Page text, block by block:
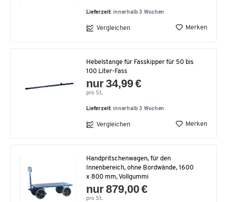
Lieferzeit: innerhalb 3 Wochen
Vergleichen Merken
Hebelstange für Fasskipper für 50 bis
100 Liter-Fass
nur 34,99 €
pro St.
Lieferzeit: innerhalb 3 Wochen
Vergleichen Merken
Handpritschenwagen, für den
Innenbereich, ohne Bordwände, 1600
x 800 mm, Vollgummi
nur 879,00 €
pro St.